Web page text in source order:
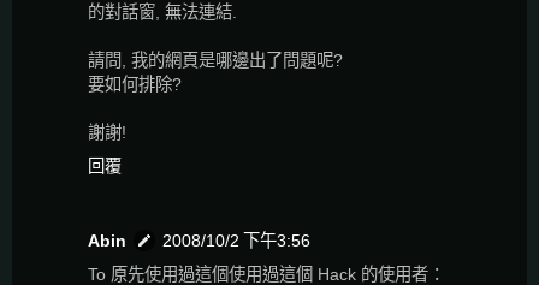
的對話窗, 無法連結.
請問, 我的網頁是哪邊出了問題呢?
要如何排除?
謝謝!
回覆
Abin
2008/10/2 下午3:56
To 原先使用過這個使用過這個 Hack 的使用者：